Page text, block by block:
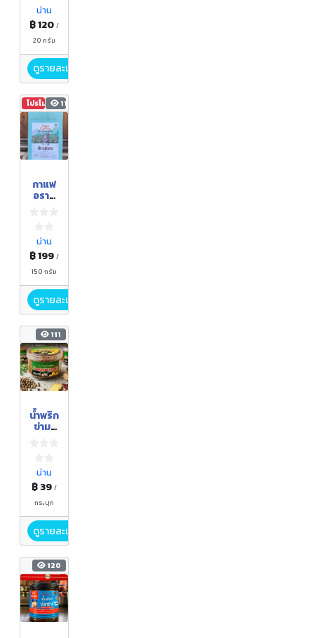
น่าน
฿ 120 /
20 กรัม
ดูรายละเอียด
โปรโมชัน 112
กาแฟ
อราบิ
บด
น่าน
฿ 199 /
150 กรัม
ดูรายละเอียด
111
น้ำพริก
ข่ามะ
น่าน
฿ 39 /
กระปุก
ดูรายละเอียด
120